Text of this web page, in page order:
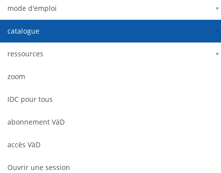
mode d'emploi
catalogue
ressources
zoom
IDC pour tous
abonnement VàD
accès VàD
Ouvrir une session